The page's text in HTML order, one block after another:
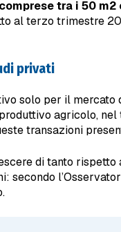
tra i 50 m2
al terzo trimestre
privati
solo per il mercato
agricolo, nel
transazioni
di tanto
secondo